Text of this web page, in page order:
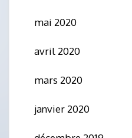
mai 2020
avril 2020
mars 2020
janvier 2020